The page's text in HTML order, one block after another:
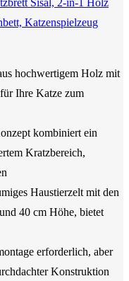
Katzenspielzeug
hochwertigem Holz mit
Ihre Katze zum
kombiniert ein
Kratzbereich,
Haustierzelt mit den
40 cm Höhe, bietet
erforderlich, aber
Konstruktion